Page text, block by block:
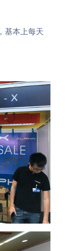
基本上每天